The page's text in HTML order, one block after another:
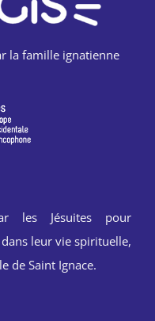
la famille ignatienne
les Jésuites pour
leur vie spirituelle,
de Saint Ignace.